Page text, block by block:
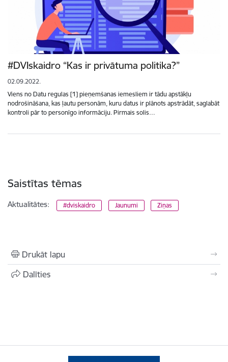
#DVIskaidro “Kas ir privātuma politika?”
02.09.2022.
Viens no Datu regulas [1] pieņemšanas iemesliem ir tādu apstākļu
nodrošināšana, kas ļautu personām, kuru datus ir plānots apstrādāt, saglabāt
kontroli pār to personīgo informāciju. Pirmais solis…
Saistītas tēmas
Aktualitātes: #dviskaidro Jaunumi Ziņas
Drukāt lapu
Dalīties